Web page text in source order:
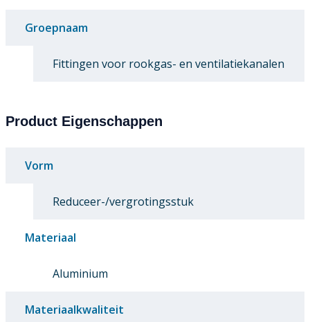
Groepnaam
Fittingen voor rookgas- en ventilatiekanalen
Product Eigenschappen
Vorm
Reduceer-/vergrotingsstuk
Materiaal
Aluminium
Materiaalkwaliteit